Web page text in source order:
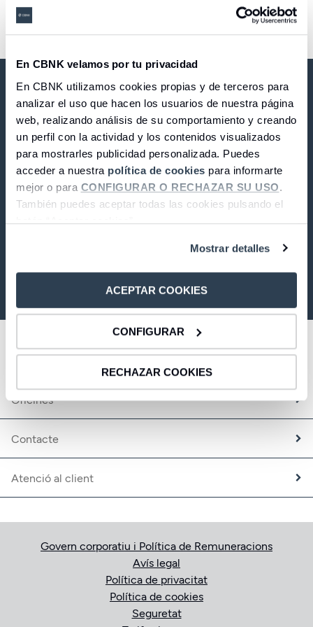
En CBNK velamos por tu privacidad
En CBNK utilizamos cookies propias y de terceros para
analizar el uso que hacen los usuarios de nuestra página
web, realizando análisis de su comportamiento y creando
un perfil con la actividad y los contenidos visualizados
para mostrarles publicidad personalizada. Puedes
acceder a nuestra política de cookies para informarte
mejor o para CONFIGURAR O RECHAZAR SU USO.
También puedes aceptar todas las cookies pulsando el
botón “Aceptar cookies”.
Mostrar detalles
ACEPTAR COOKIES
CONFIGURAR
RECHAZAR COOKIES
12345678
CBNK Banc de Col·lectius S.A.
LinkedIn
Facebook
TwitterInstagram
Youtube
© 2026 CBNK
CBNK
CBNK Mediació d’Assegurances
Expatriats
Treballa amb nosaltres
Fundació CBNK
Enllaços d’interès
Oficines
Contacte
Atenció al client
Govern corporatiu i Política de Remuneracions
Avís legal
Política de privacitat
Política de cookies
Seguretat